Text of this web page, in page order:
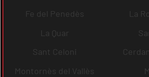
Fe del Penedès
La
La Quar
Sant Celoni
Montornès del Vallès